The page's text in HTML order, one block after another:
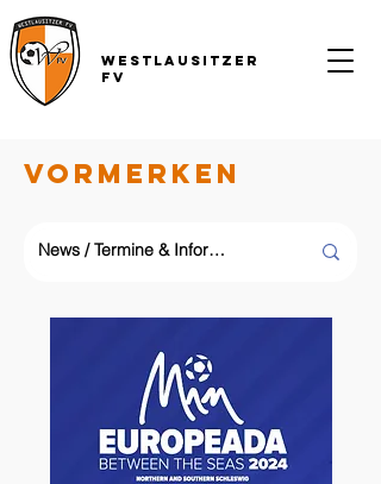
Westlausitzer
FV
Vormerken